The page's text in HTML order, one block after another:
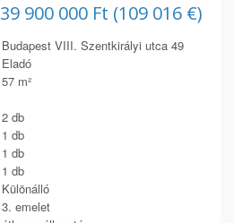
39 900 000 Ft (109 016 €)
Budapest VIII. Szentkirályi utca 49
Eladó
57 m²
2 db
1 db
1 db
1 db
Különálló
3. emelet